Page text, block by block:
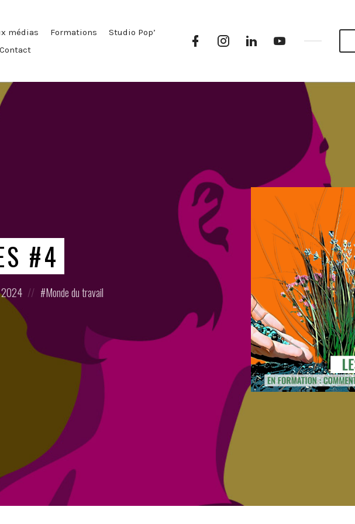
médias Formations
Studio Pop’
Contact
Facebook
Pop’
Instagram
Pop’
LinkedIn
Pop’
#4
2024
Posted
Monde du travail